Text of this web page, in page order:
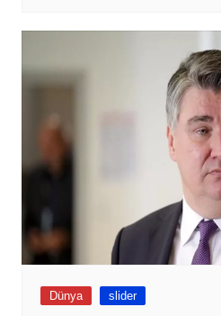
Dünya slider